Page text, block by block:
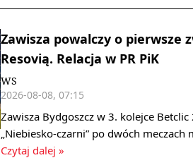
Zawisza powalczy o pierwsze
Resovią. Relacja w PR PiK
WS
2026-08-08, 07:15
Zawisza Bydgoszcz w 3. kolejce
„Niebiesko‑czarni” po dwóch
Czytaj dalej »